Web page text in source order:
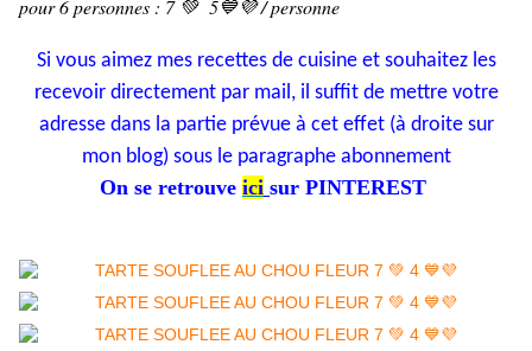
pour 6 personnes : 7 💚 5💙💜 / personne
Si vous aimez mes recettes de cuisine et souhaitez les
recevoir directement par mail, il suffit de mettre votre
adresse dans la partie prévue à cet effet (à droite sur
mon blog) sous le paragraphe abonnement
On se retrouve ici sur PINTEREST